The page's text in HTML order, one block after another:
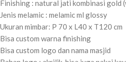
Finishing : natural jati kombinasi gold
Jenis melamic : melamic ml glossy
Ukuran mimbar: P 70 x L40 x T120 cm
Bisa custom warna finishing
Bisa custom logo dan nama masjid